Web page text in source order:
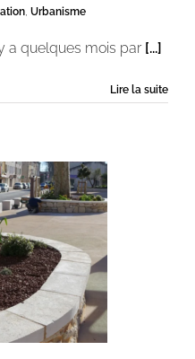
, Urbanisme
a quelques mois par [...]
Lire la suite